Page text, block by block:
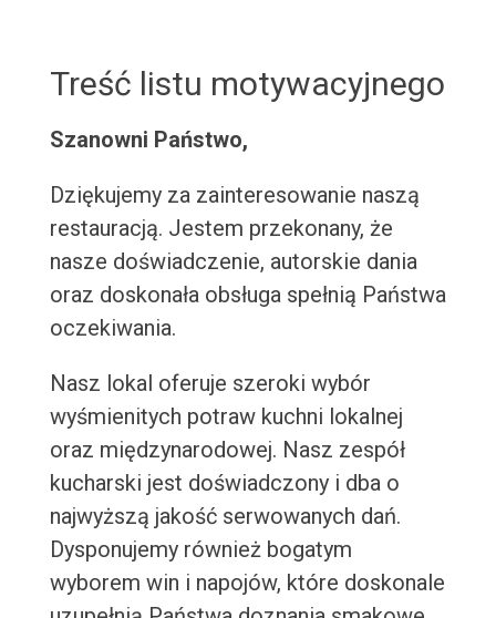
Treść listu motywacyjnego
Szanowni Państwo,
Dziękujemy za zainteresowanie naszą
restauracją. Jestem przekonany, że
nasze doświadczenie, autorskie dania
oraz doskonała obsługa spełnią Państwa
oczekiwania.
Nasz lokal oferuje szeroki wybór
wyśmienitych potraw kuchni lokalnej
oraz międzynarodowej. Nasz zespół
kucharski jest doświadczony i dba o
najwyższą jakość serwowanych dań.
Dysponujemy również bogatym
wyborem win i napojów, które doskonale